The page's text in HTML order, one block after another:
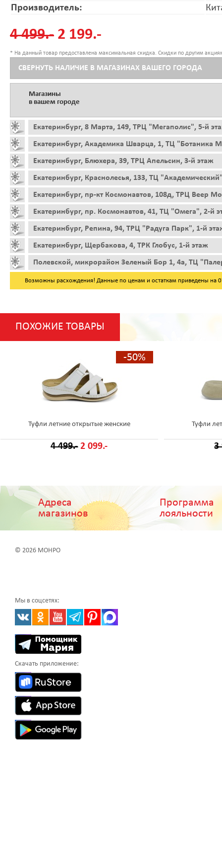
Производитель:
4 499.- 2 199.-
* На данный товар предоставлена максимальная скидка. Скидки по другим
СВЕРНУТЬ НАЛИЧИЕ В МАГАЗИНАХ ВАШЕГО ГОРОДА
Магазины
в вашем городе
Екатеринбург, 8 Марта, 149, ТРЦ "Мегаполис", 5-й
Екатеринбург, Академика Шварца, 1, ТЦ "Ботаника
Екатеринбург, Блюхера, 39, ТРЦ Апельсин, 3-й этаж
Екатеринбург, Краснолесья, 133, ТЦ
Екатеринбург, пр-кт Космонавтов, 108д, ТРЦ Веер
Екатеринбург, пр. Космонавтов, 41, ТЦ "Омега", 2-й
Екатеринбург, Репина, 94, ТРЦ "Радуга Парк", 1-й
Екатеринбург, Щербакова, 4, ТРК Глобус, 1-й этаж
Полевской, микрорайон Зеленый Бор 1, 4а, ТЦ
Возможны расхождения! Данные по ценам и остаткам приведены на
ПОХОЖИЕ ТОВАРЫ
-50%
Туфли летние открытые женские
4 499.- 2 099.-
Туфли
3
Адреса
магазинов
Программа
лояльности
© 2026 МОНРО
Мы в соцсетях:
Скачать приложение: